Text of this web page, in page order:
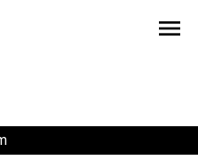
menu